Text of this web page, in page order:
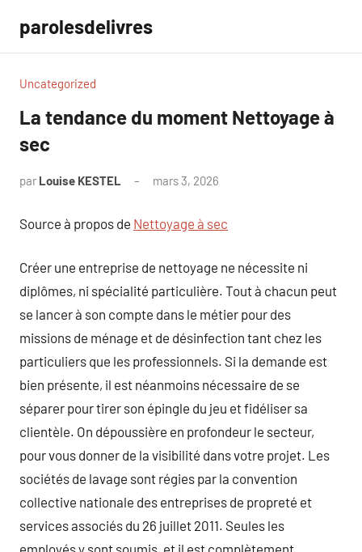
contenu
parolesdelivres
Uncategorized
La tendance du moment Nettoyage à
sec
par Louise KESTEL mars 3, 2026
Source à propos de Nettoyage à sec
Créer une entreprise de nettoyage ne nécessite ni
diplômes, ni spécialité particulière. Tout à chacun peut
se lancer à son compte dans le métier pour des
missions de ménage et de désinfection tant chez les
particuliers que les professionnels. Si la demande est
bien présente, il est néanmoins nécessaire de se
séparer pour tirer son épingle du jeu et fidéliser sa
clientèle. On dépoussière en profondeur le secteur,
pour vous donner de la visibilité dans votre projet. Les
sociétés de lavage sont régies par la convention
collective nationale des entreprises de propreté et
services associés du 26 juillet 2011. Seules les
employés y sont soumis, et il est complètement